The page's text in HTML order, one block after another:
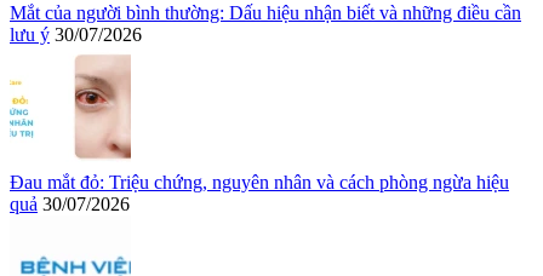
Mắt của người bình thường: Dấu hiệu nhận biết và những điều cần
lưu ý 30/07/2026
Đau mắt đỏ: Triệu chứng, nguyên nhân và cách phòng ngừa hiệu
quả 30/07/2026